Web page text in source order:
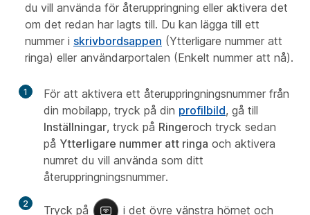
du vill använda för återuppringning eller aktivera det
om det redan har lagts till. Du kan lägga till ett
nummer i skrivbordsappen (Ytterligare nummer att
ringa) eller användarportalen (Enkelt nummer att nå).
1
För att aktivera ett återuppringningsnummer från
din mobilapp, tryck på din profilbild, gå till
Inställningar, tryck på Ringeroch tryck sedan
på Ytterligare nummer att ringa och aktivera
numret du vill använda som ditt
återuppringningsnummer.
2 Tryck på
i det övre vänstra hörnet och